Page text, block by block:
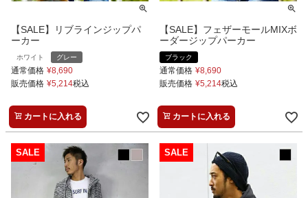
【SALE】リブラインジップパ
ーカー
ホワイト グレー
通常価格 ¥8,690
販売価格 ¥5,214税込
カートに入れる
【SALE】フェザーモールMIXボ
ーダージップパーカー
ブラック
通常価格 ¥8,690
販売価格 ¥5,214税込
カートに入れる